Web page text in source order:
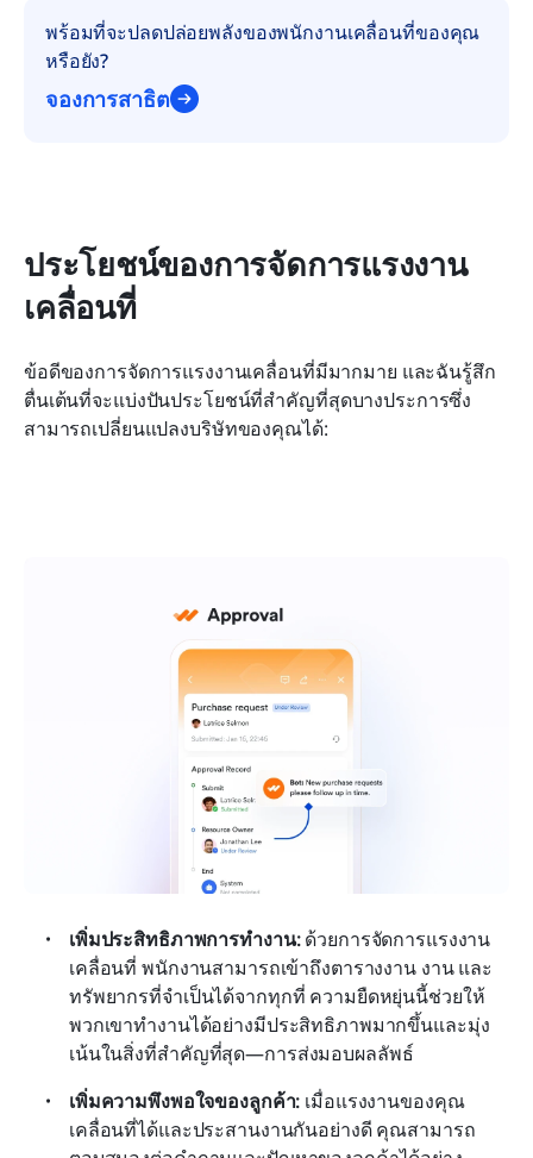
พร้อมที่จะปลดปล่อยพลังของพนักงานเคลื่อนที่ของคุณ
หรือยัง?
จองการสาธิต
ประโยชน์ของการจัดการแรงงาน
เคลื่อนที่
ข้อดีของการจัดการแรงงานเคลื่อนที่มีมากมาย และฉันรู้สึก
ตื่นเต้นที่จะแบ่งปันประโยชน์ที่สำคัญที่สุดบางประการซึ่ง
สามารถเปลี่ยนแปลงบริษัทของคุณได้:
เพิ่มประสิทธิภาพการทำงาน: ด้วยการจัดการแรงงาน
เคลื่อนที่ พนักงานสามารถเข้าถึงตารางงาน งาน และ
ทรัพยากรที่จำเป็นได้จากทุกที่ ความยืดหยุ่นนี้ช่วยให้
พวกเขาทำงานได้อย่างมีประสิทธิภาพมากขึ้นและมุ่ง
เน้นในสิ่งที่สำคัญที่สุด—การส่งมอบผลลัพธ์
เพิ่มความพึงพอใจของลูกค้า: เมื่อแรงงานของคุณ
เคลื่อนที่ได้และประสานงานกันอย่างดี คุณสามารถ